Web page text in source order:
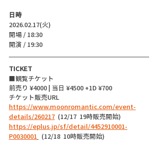
日時
2026.02.17(火)
開場 / 18:30
開演 / 19:30
TICKET
■観覧チケット
前売り ¥4000 | 当日 ¥4500 +1D ¥700
チケット販売URL
https://www.moonromantic.com/event-
details/260217 (12/17  19時販売開始)
https://eplus.jp/sf/detail/4452910001-
P0030001 (12/18  10時販売開始)